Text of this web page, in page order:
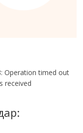
Operation timed out
received